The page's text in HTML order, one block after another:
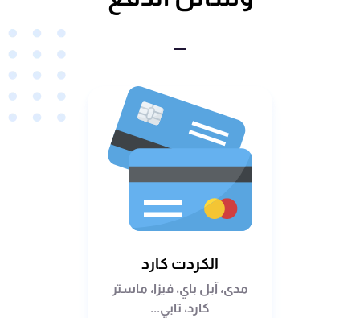
الكردت كارد
مدى، آبل باي، فيزا، ماستر
كارد، تابي...